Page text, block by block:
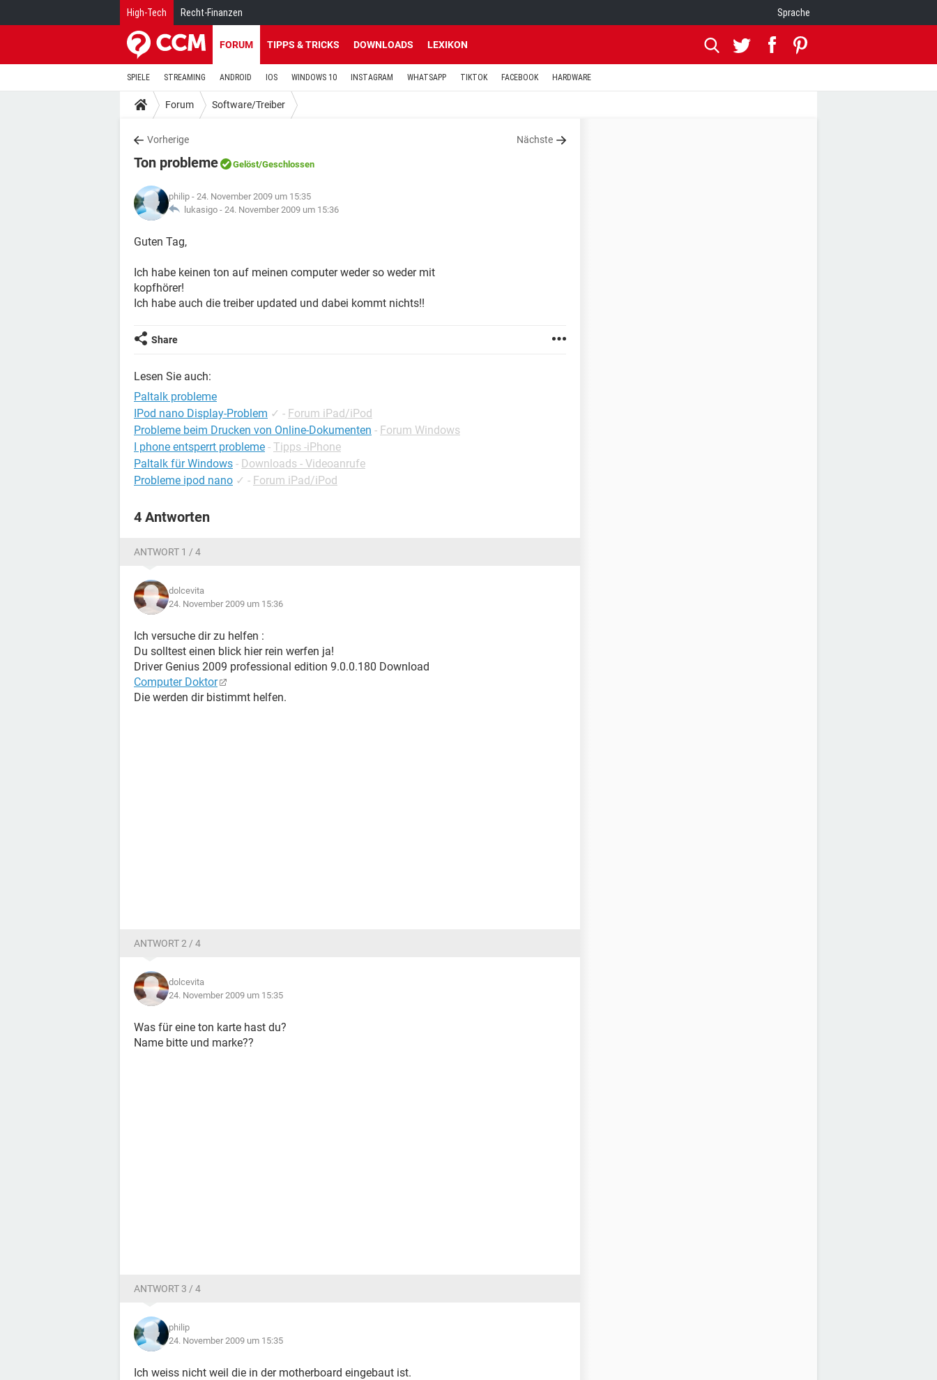
High-Tech Recht-Finanzen Sprache
FORUM TIPPS & TRICKS DOWNLOADS LEXIKON
SPIELE STREAMING ANDROID IOS WINDOWS 10 INSTAGRAM WHATSAPP TIKTOK FACEBOOK HARDWARE
Forum Software/Treiber
Vorherige Nächste
Ton probleme Gelöst/Geschlossen
philip - 24. November 2009 um 15:35
lukasigo - 24. November 2009 um 15:36
Guten Tag,
Ich habe keinen ton auf meinen computer weder so weder mit
kopfhörer!
Ich habe auch die treiber updated und dabei kommt nichts!!
Share
Lesen Sie auch:
Paltalk probleme
IPod nano Display-Problem ✓ - Forum iPad/iPod
Probleme beim Drucken von Online-Dokumenten - Forum Windows
I phone entsperrt probleme - Tipps -iPhone
Paltalk für Windows - Downloads - Videoanrufe
Probleme ipod nano ✓ - Forum iPad/iPod
4 Antworten
ANTWORT 1 / 4
dolcevita
24. November 2009 um 15:36
Ich versuche dir zu helfen :
Du solltest einen blick hier rein werfen ja!
Driver Genius 2009 professional edition 9.0.0.180 Download
Computer Doktor
Die werden dir bistimmt helfen.
ANTWORT 2 / 4
dolcevita
24. November 2009 um 15:35
Was für eine ton karte hast du?
Name bitte und marke??
ANTWORT 3 / 4
philip
24. November 2009 um 15:35
Ich weiss nicht weil die in der motherboard eingebaut ist.